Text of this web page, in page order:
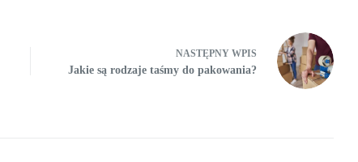
NASTĘPNY WPIS
Jakie są rodzaje taśmy do pakowania?